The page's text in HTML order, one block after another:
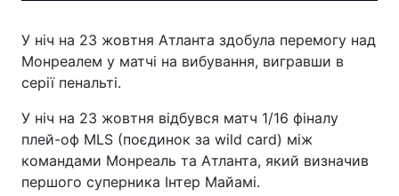
У ніч на 23 жовтня Атланта здобула перемогу над
Монреалем у матчі на вибування, вигравши в
серії пенальті.
У ніч на 23 жовтня відбувся матч 1/16 фіналу
плей-оф MLS (поєдинок за wild card) між
командами Монреаль та Атланта, який визначив
першого суперника Інтер Майамі.